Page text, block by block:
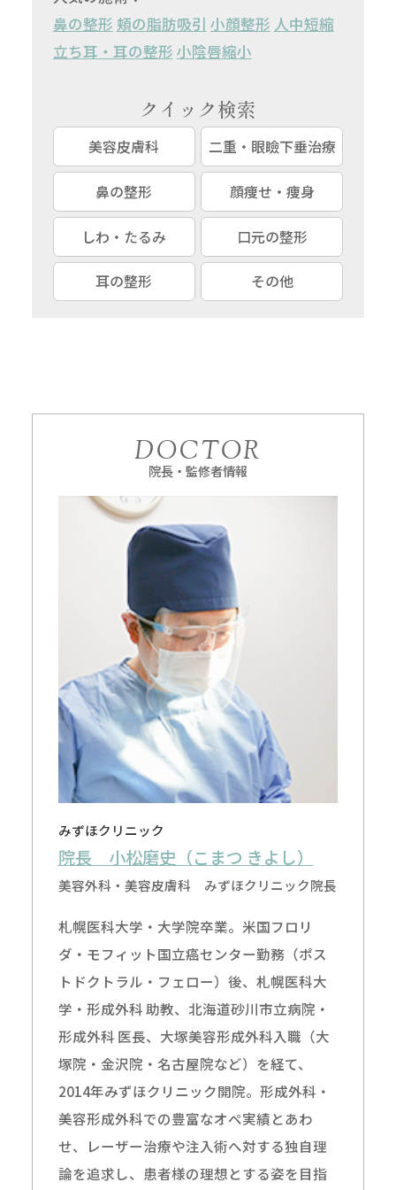
鼻の整形 頬の脂肪吸引 小顔整形 人中短縮
立ち耳・耳の整形 小陰唇縮小
クイック検索
美容皮膚科 二重・眼瞼下垂治療
鼻の整形 顔痩せ・痩身
しわ・たるみ 口元の整形
耳の整形 その他
DOCTOR
院長・監修者情報
みずほクリニック
院長 小松磨史（こまつ きよし）
美容外科・美容皮膚科 みずほクリニック院長
札幌医科大学・大学院卒業。米国フロリ
ダ・モフィット国立癌センター勤務（ポス
トドクトラル・フェロー）後、札幌医科大
学・形成外科 助教、北海道砂川市立病院・
形成外科 医長、大塚美容形成外科入職（大
塚院・金沢院・名古屋院など）を経て、
2014年みずほクリニック開院。形成外科・
美容形成外科での豊富なオペ実績とあわ
せ、レーザー治療や注入術へ対する独自理
論を追求し、患者様の理想とする姿を目指